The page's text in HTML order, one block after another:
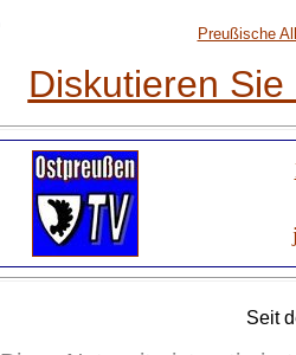
Preußische
Diskutieren
Seit